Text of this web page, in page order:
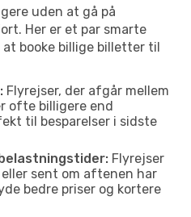
uden at gå på
Her er et par smarte
booke billige billetter til
Flyrejser, der afgår mellem
ofte billigere end
til besparelser i sidste
Flyrejser
sent om aftenen har
bedre priser og kortere